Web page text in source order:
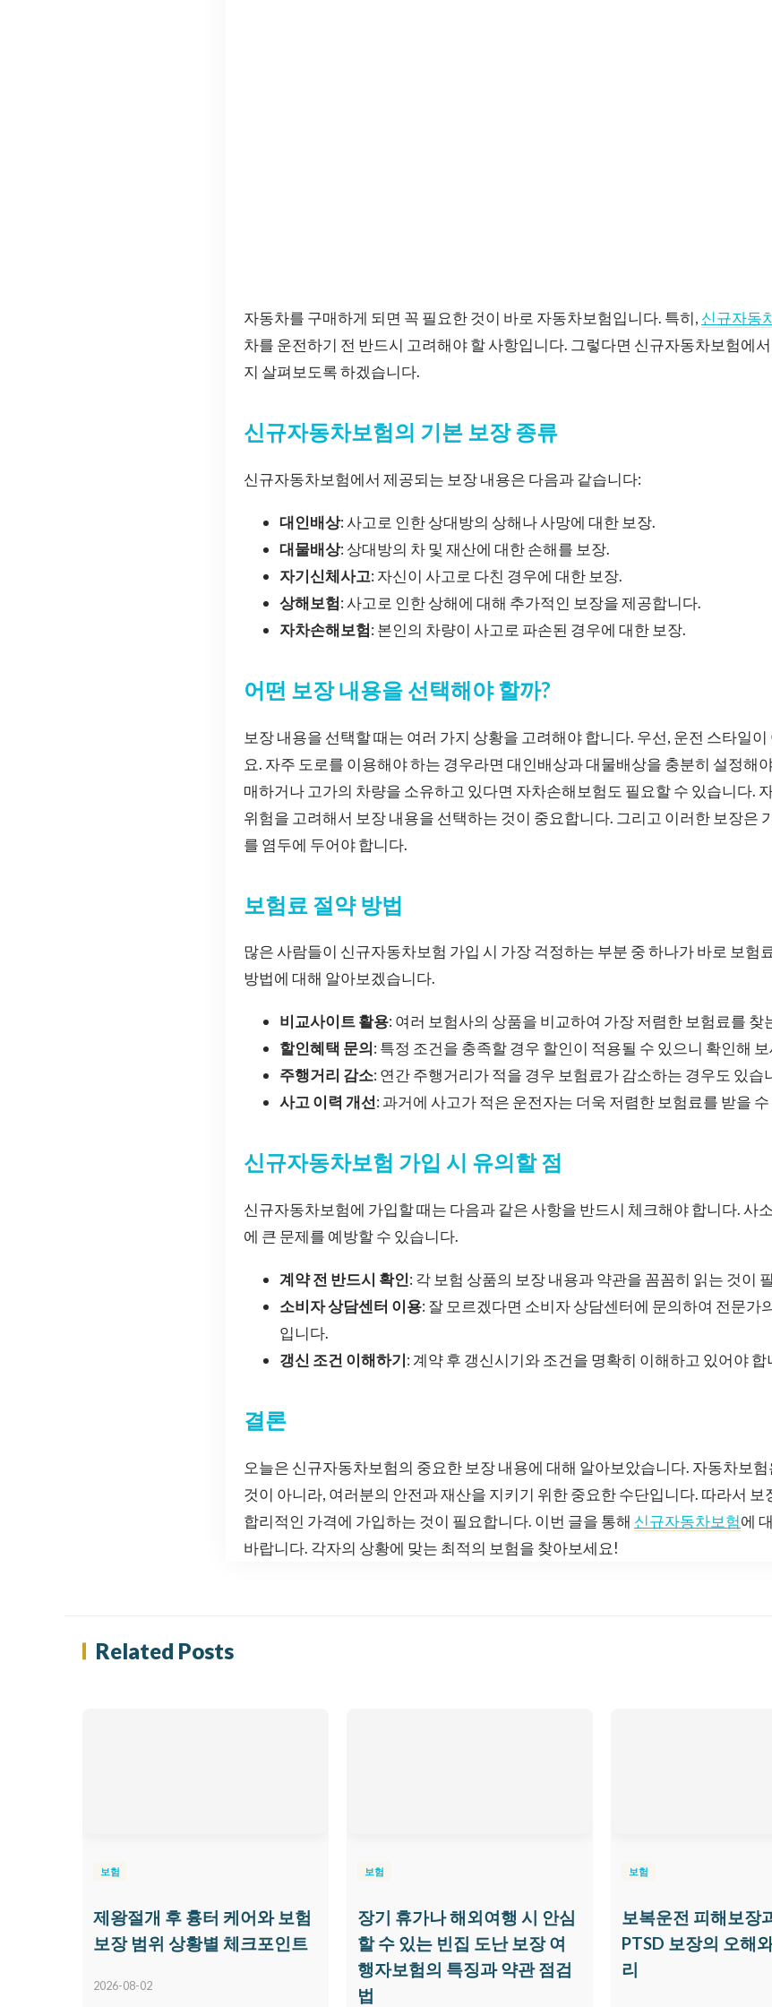
자동차를 구매하게 되면 꼭 필요한 것이 바로 자동차보험입니다. 특히, 신규자동
차를 운전하기 전 반드시 고려해야 할 사항입니다. 그렇다면 신규자동차보험에
지 살펴보도록 하겠습니다.
신규자동차보험의 기본 보장 종류
신규자동차보험에서 제공되는 보장 내용은 다음과 같습니다:
대인배상: 사고로 인한 상대방의 상해나 사망에 대한 보장.
대물배상: 상대방의 차 및 재산에 대한 손해를 보장.
자기신체사고: 자신이 사고로 다친 경우에 대한 보장.
상해보험: 사고로 인한 상해에 대해 추가적인 보장을 제공합니다.
자차손해보험: 본인의 차량이 사고로 파손된 경우에 대한 보장.
어떤 보장 내용을 선택해야 할까?
보장 내용을 선택할 때는 여러 가지 상황을 고려해야 합니다. 우선, 운전 스타일
요. 자주 도로를 이용해야 하는 경우라면 대인배상과 대물배상을 충분히 설정해
매하거나 고가의 차량을 소유하고 있다면 자차손해보험도 필요할 수 있습니다.
위험을 고려해서 보장 내용을 선택하는 것이 중요합니다. 그리고 이러한 보장은
를 염두에 두어야 합니다.
보험료 절약 방법
많은 사람들이 신규자동차보험 가입 시 가장 걱정하는 부분 중 하나가 바로 보험
방법에 대해 알아보겠습니다.
비교사이트 활용: 여러 보험사의 상품을 비교하여 가장 저렴한 보험료를 찾
할인혜택 문의: 특정 조건을 충족할 경우 할인이 적용될 수 있으니 확인해
주행거리 감소: 연간 주행거리가 적을 경우 보험료가 감소하는 경우도 있습
사고 이력 개선: 과거에 사고가 적은 운전자는 더욱 저렴한 보험료를 받을
신규자동차보험 가입 시 유의할 점
신규자동차보험에 가입할 때는 다음과 같은 사항을 반드시 체크해야 합니다. 사
에 큰 문제를 예방할 수 있습니다.
계약 전 반드시 확인: 각 보험 상품의 보장 내용과 약관을 꼼꼼히 읽는 것이
소비자 상담센터 이용: 잘 모르겠다면 소비자 상담센터에 문의하여 전문가
입니다.
갱신 조건 이해하기: 계약 후 갱신시기와 조건을 명확히 이해하고 있어야 합
결론
오늘은 신규자동차보험의 중요한 보장 내용에 대해 알아보았습니다. 자동차보
것이 아니라, 여러분의 안전과 재산을 지키기 위한 중요한 수단입니다. 따라서
합리적인 가격에 가입하는 것이 필요합니다. 이번 글을 통해 신규자동차보험에
바랍니다. 각자의 상황에 맞는 최적의 보험을 찾아보세요!
Related Posts
보험
제왕절개 후 흉터 케어와 보험
보장 범위 상황별 체크포인트
2026-08-02
보험
장기 휴가나 해외여행 시 안심
할 수 있는 빈집 도난 보장 여
행자보험의 특징과 약관 점검
법
보험
보복운전 피해보장
PTSD 보장의 오해
리